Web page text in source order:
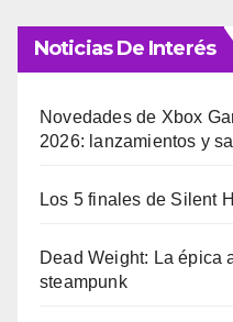
Noticias De Interés
Novedades de Xbox
2026: lanzamientos y
Los 5 finales de Silent
Dead Weight: La épica
steampunk